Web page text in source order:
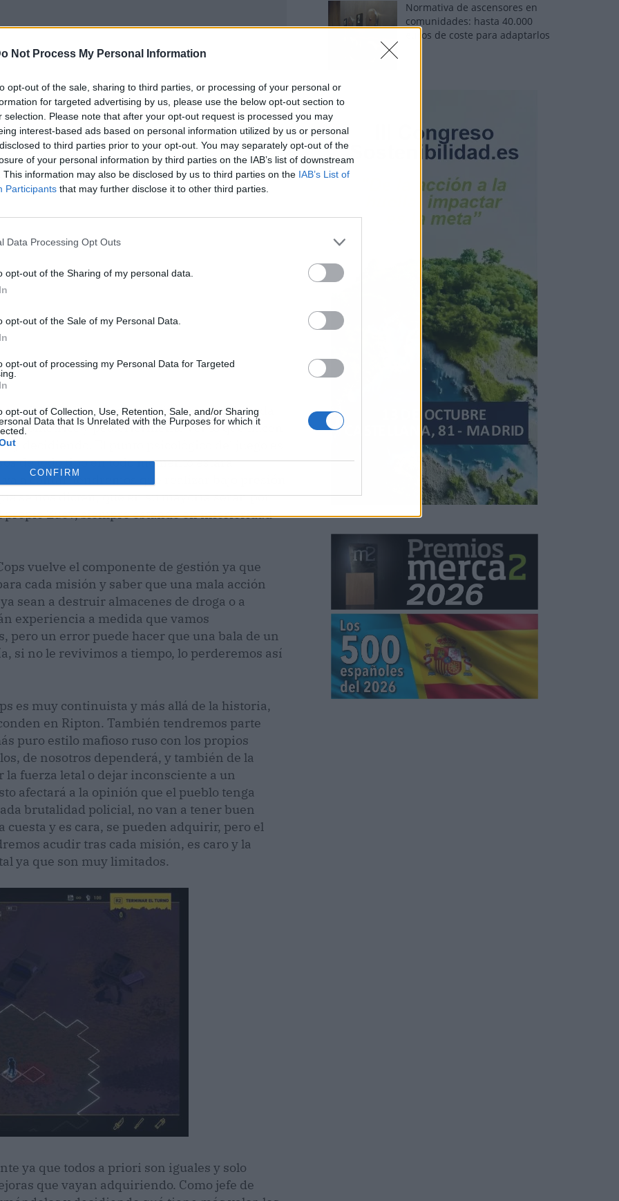
Not Process My Personal Information
opt-out of the sale, sharing to third parties, or processing of your personal or
for targeted advertising by us, please use the below opt-out section to
selection. Please note that after your opt-out request is processed you may
interest-based ads based on personal information utilized by us or personal
to third parties prior to your opt-out. You may separately opt-out of the
of your personal information by third parties on the IAB’s list of downstream
This information may also be disclosed by us to third parties on the IAB’s List of
Participants that may further disclose it to other third parties.
Data Processing Opt Outs
opt-out of the Sharing of my personal data.
opt-out of the Sale of my Personal Data.
opt-out of processing my Personal Data for Targeted
opt-out of Collection, Use, Retention, Sale, and/or Sharing
Data that Is Unrelated with the Purposes for which it
CONFIRM
Xcom en el que elegir la acción de cada
isométrico y posteriormente ver lo que hacen
decidiendo. El punto psicológico del juego es
de todo tipo en todo momento estará
a contar, tendremos que realizar bajo presión
se nos dicten, que en su mayoría serán por
Zuev, siempre estando en inferioridad
vuelve el componente de gestión ya que
cada misión y saber que una mala acción
sean a destruir almacenes de droga o a
experiencia a medida que vamos
pero un error puede hacer que una bala de un
si no le revivimos a tiempo, lo perderemos así
es muy continuista y más allá de la historia,
en Ripton. También tendremos parte
puro estilo mafioso ruso con los propios
de nosotros dependerá, y también de la
fuerza letal o dejar inconsciente a un
afectará a la opinión que el pueblo tenga
brutalidad policial, no van a tener buen
cuesta y es cara, se pueden adquirir, pero el
acudir tras cada misión, es caro y la
ya que son muy limitados.
ya que todos a priori son iguales y solo
que vayan adquiriendo. Como jefe de
Normativa de ascensores en
comunidades: hasta 40.000
euros de coste para adaptarlos